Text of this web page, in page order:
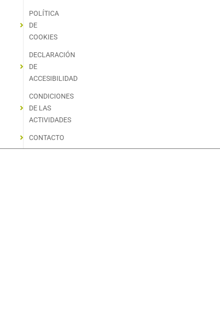
POLÍTICA
DE
COOKIES
DECLARACIÓN
DE
ACCESIBILIDAD
CONDICIONES
DE LAS
ACTIVIDADES
CONTACTO